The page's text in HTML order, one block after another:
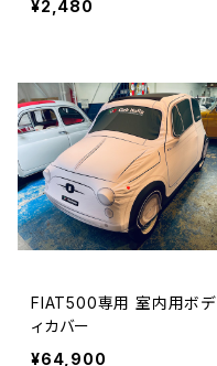
¥2,480
FIAT500専用 室内用ボデ
ィカバー
¥64,900